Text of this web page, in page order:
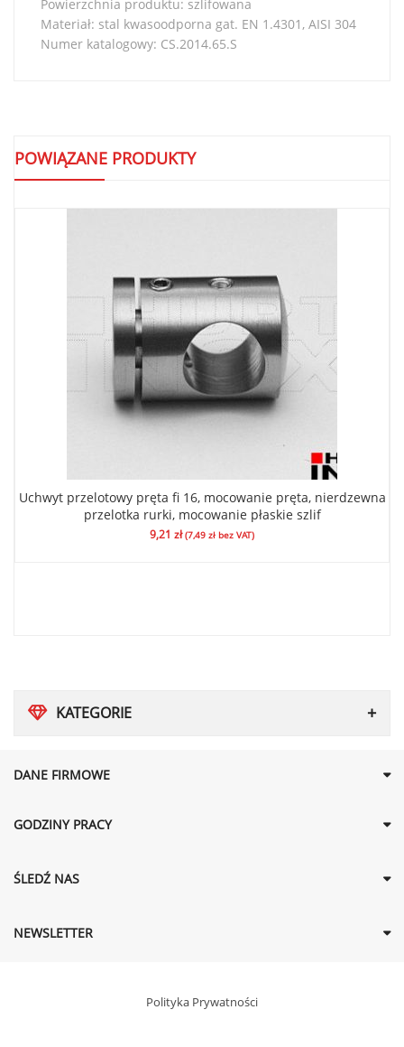
KATEGORIE
Powierzchnia produktu: szlifowana
Materiał: stal kwasoodporna gat. EN 1.4301, AISI 304
Numer katalogowy: CS.2014.65.S
POWIĄZANE PRODUKTY
Uchwyt przelotowy pręta fi 16, mocowanie pręta, nierdzewna
przelotka rurki, mocowanie płaskie szlif
9,21 zł (7,49 zł bez VAT)
DANE FIRMOWE
GODZINY PRACY
ŚLEDŹ NAS
NEWSLETTER
Polityka Prywatności